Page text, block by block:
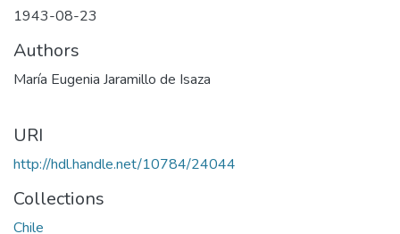
1943-08-23
Authors
María Eugenia Jaramillo de Isaza
URI
http://hdl.handle.net/10784/24044
Collections
Chile